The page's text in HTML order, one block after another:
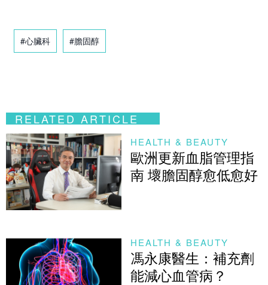
#心臟科 #膽固醇
RELATED ARTICLE
HEALTH & BEAUTY
歐洲更新血脂管理指
南 壞膽固醇愈低愈好
HEALTH & BEAUTY
馮永康醫生：補充劑
能減心血管病？